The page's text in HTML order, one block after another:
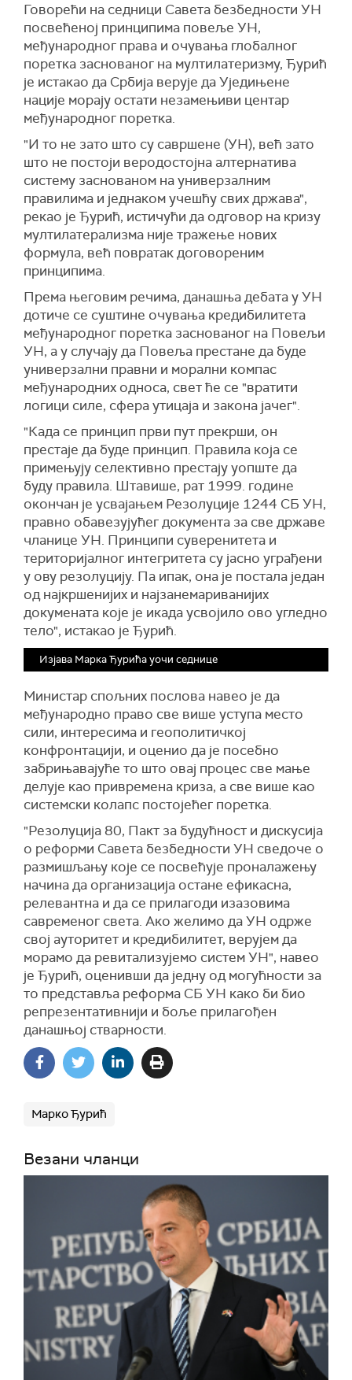
Говорећи на седници Савета безбедности УН
посвећеној принципима повеље УН,
међународног права и очувања глобалног
поретка заснованог на мултилатеризму, Ђурић
је истакао да Србија верује да Уједињене
нације морају остати незамењиви центар
међународног поретка.
"И то не зато што су савршене (УН), већ зато
што не постоји веродостојна алтернатива
систему заснованом на универзалним
правилима и једнаком учешћу свих држава",
рекао је Ђурић, истичући да одговор на кризу
мултилатерализма није тражење нових
формула, већ повратак договореним
принципима.
Према његовим речима, данашња дебата у УН
дотиче се суштине очувања кредибилитета
међународног поретка заснованог на Повељи
УН, а у случају да Повеља престане да буде
универзални правни и морални компас
међународних односа, свет ће се "вратити
логици силе, сфера утицаја и закона јачег".
"Када се принцип први пут прекрши, он
престаје да буде принцип. Правила која се
примењују селективно престају уопште да
буду правила. Штавише, рат 1999. године
окончан је усвајањем Резолуције 1244 СБ УН,
правно обавезујућег документа за све државе
чланице УН. Принципи суверенитета и
територијалног интегритета су јасно уграђени
у ову резолуцију. Па ипак, она је постала један
од најкршенијих и најзанемариванијих
докумената које је икада усвојило ово угледно
тело", истакао је Ђурић.
Изјава Марка Ђурића уочи седнице
Министар спољних послова навео је да
међународно право све више уступа место
сили, интересима и геополитичкој
конфронтацији, и оценио да је посебно
забрињавајуће то што овај процес све мање
делује као привремена криза, а све више као
системски колапс постојећег поретка.
"Резолуција 80, Пакт за будућност и дискусија
о реформи Савета безбедности УН сведоче о
размишљању које се посвећује проналажењу
начина да организација остане ефикасна,
релевантна и да се прилагоди изазовима
савременог света. Ако желимо да УН одрже
свој ауторитет и кредибилитет, верујем да
морамо да ревитализујемо систем УН", навео
је Ђурић, оценивши да једну од могућности за
то представља реформа СБ УН како би био
репрезентативнији и боље прилагођен
данашњој стварности.
Марко Ђурић
Везани чланци